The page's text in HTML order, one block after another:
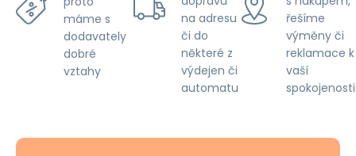
máme s
dodavately
dobré
vztahy
na adresu
či do
některé z
výdejen či
automatu
řešíme
výměny či
reklamace k
vaší
spokojenosti